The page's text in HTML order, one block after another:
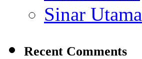
Sinar Utama
Recent Comments